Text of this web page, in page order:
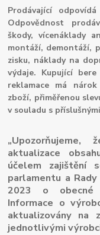
Prodávající
Odpovědnost
škody, vícenáklady
montáží, demontáží,
zisku, náklady na
výdaje. Kupující
reklamace má
zboží, přiměřenou
v souladu s
aktualizace
účelem zajištění
parlamentu a
2023 o obecné
Informace o
aktualizovány na
jednotlivými